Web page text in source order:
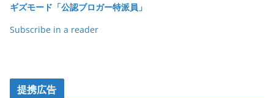
k
ギズモード「公認ブロガー特派員」
Subscribe in a reader
提携広告